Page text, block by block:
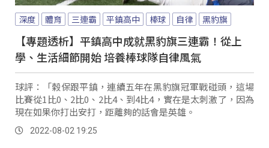
深度 體育 三連霸 平鎮高中 棒球 自律 黑豹旗
【專題透析】平鎮高中成就黑豹旗三連霸！從上
學、生活細節開始 培養棒球隊自律風氣
球評：「榖保跟平鎮，連續五年在黑豹旗冠軍戰碰頭，這場
比賽從1比0、2比0、2比4、到4比4，實在是太刺激了，因為
現在如果你打出安打，距離夠的話會是英雄。
2022-08-02 19:25